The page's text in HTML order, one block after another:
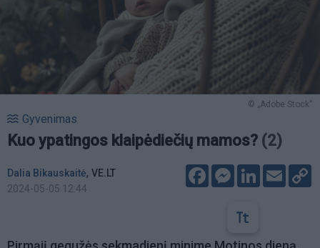
© „Adobe Stock“
Gyvenimas
Kuo ypatingos klaipėdiečių mamos? (2)
Dalia Bikauskaitė, VE.LT
2024-05-05 12:44
FacebookMessenger
LinkedIn
Email